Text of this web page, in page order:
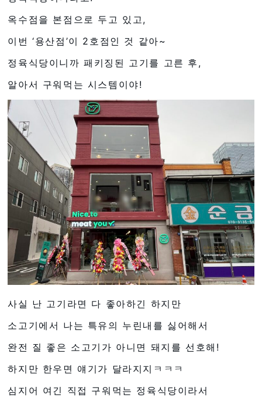
옥수점을 본점으로 두고 있고,
이번 ‘용산점’이 2호점인 것 같아~
정육식당이니까 패키징된 고기를 고른 후,
알아서 구워먹는 시스템이야!
사실 난 고기라면 다 좋아하긴 하지만
소고기에서 나는 특유의 누린내를 싫어해서
완전 질 좋은 소고기가 아니면 돼지를 선호해!
하지만 한우면 얘기가 달라지지ㅋㅋㅋ
심지어 여긴 직접 구워먹는 정육식당이라서